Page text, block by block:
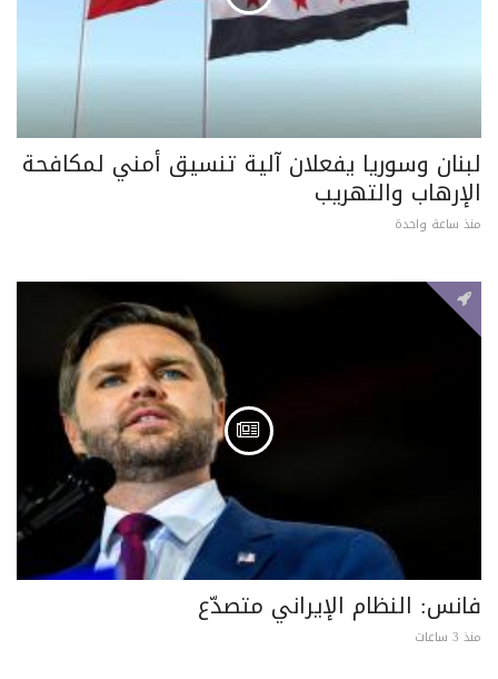
لبنان وسوريا يفعلان آلية تنسيق أمني لمكافحة
الإرهاب والتهريب
منذ ساعة واحدة
فانس: النظام الإيراني متصدّع
منذ 3 ساعات